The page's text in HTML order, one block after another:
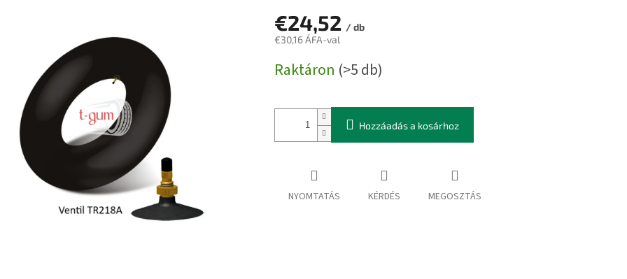
€24,52 / db
€30,16 ÁFA-val
Raktáron (>5 db)
Hozzáadás a kosárhoz
NYOMTATÁS KÉRDÉS MEGOSZTÁS